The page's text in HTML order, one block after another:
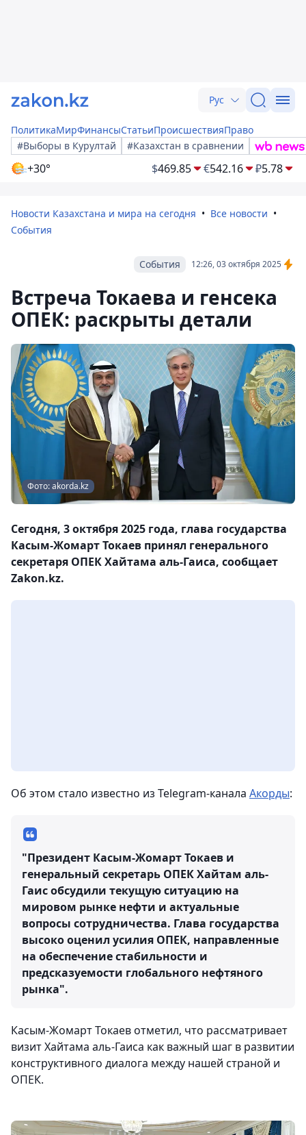
Рус
ПолитикаМирФинансыСтатьиПроисшествияПраво
#Выборы в Курултай
#Казахстан в сравнении
+30° $469.85 €542.16 ₽5.78
Новости Казахстана и мира на сегодня
Все новости
События
12:26, 03 октября 2025
События
Встреча Токаева и генсека
ОПЕК: раскрыты детали
Фото: akorda.kz
Сегодня, 3 октября 2025 года, глава государства
Касым-Жомарт Токаев принял генерального
секретаря ОПЕК Хайтама аль-Гаиса, сообщает
Zakon.kz.
Об этом стало известно из Telegram-канала Акорды:
"Президент Касым-Жомарт Токаев и
генеральный секретарь ОПЕК Хайтам аль-
Гаис обсудили текущую ситуацию на
мировом рынке нефти и актуальные
вопросы сотрудничества. Глава государства
высоко оценил усилия ОПЕК, направленные
на обеспечение стабильности и
предсказуемости глобального нефтяного
рынка".
Касым-Жомарт Токаев отметил, что рассматривает
визит Хайтама аль-Гаиса как важный шаг в развитии
конструктивного диалога между нашей страной и
ОПЕК.